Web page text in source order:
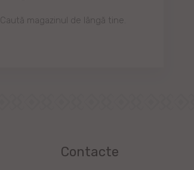
Caută magazinul de lângă tine.
Contacte